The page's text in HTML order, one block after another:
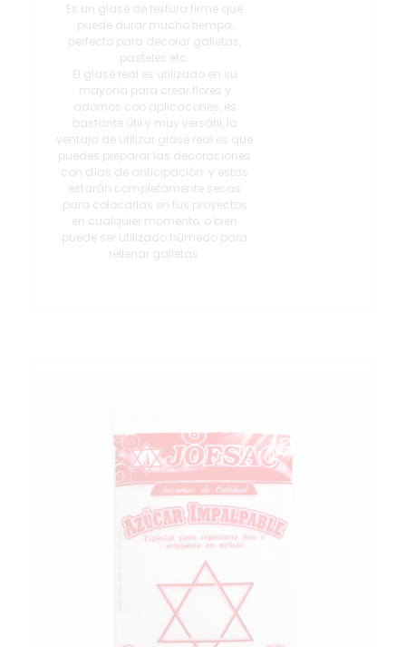
Es un glasé de textura firme que
puede durar mucho tiempo,
perfecto para decorar galletas,
pasteles etc.
El glasé real es utilizado en su
mayoría para crear flores y
adornos coo aplicacones, es
bastante útil y muy versátil, la
ventaja de utilizar glasé real es que
puedes preparar las decoraciones
con días de anticipación y estas
estarán completamente secas
para colocarlas en tus proyectos
en cualquier momento, o bien
puede ser utilizado húmedo para
rellenar galletas.